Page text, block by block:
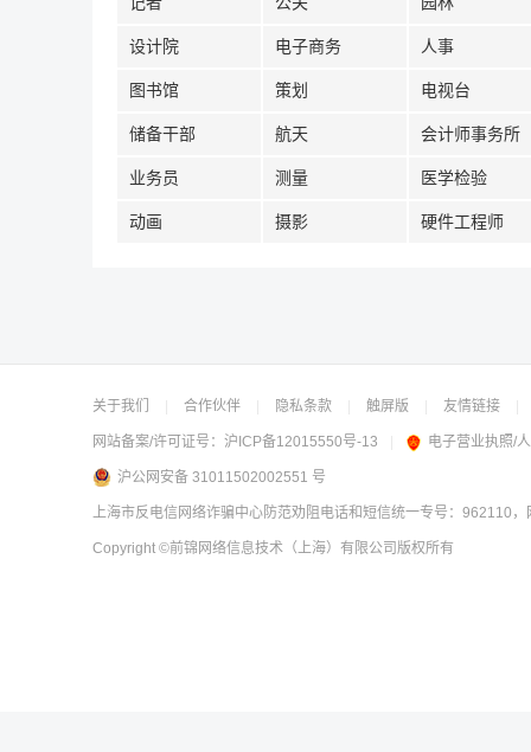
设计院 电子商务 人事
图书馆 策划 电视台
储备干部 航天 会计师事务所
业务员 测量 医学检验
动画 摄影 硬件工程师
关于我们 合作伙伴 隐私条款 触屏版 友情链接
网站备案/许可证号： 沪ICP备12015550号-13 电子营业执照/
沪公网安备 31011502002551 号
上海市反电信网络诈骗中心防范劝阻电话和短信统一专号：962110
Copyright ©前锦网络信息技术（上海）有限公司 版权所有